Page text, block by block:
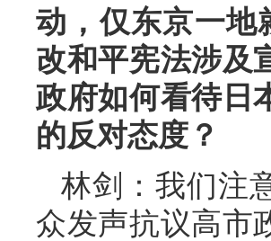
动，仅东京一地
改和平宪法涉及
政府如何看待日
的反对态度？
林剑：我们注
众发声抗议高市